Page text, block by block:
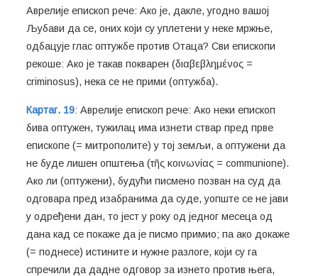
Аврелије епископ рече: Ако је, дакле, угодно вашој
Љубави да се, оних који су уплетени у неке мржње,
одбацује глас оптужбе против Отаца? Сви епископи
рекоше: Ако је такав покварен (διαβεβλημένος =
criminosus), нека се не прими (оптужба).
Картаг. 19: Аврелије епископ рече: Ако неки епископ
бива оптужен, тужилац има изнети ствар пред прве
епископе (= митрополите) у тој земљи, а оптужени да
не буде лишен општења (τῆς κοινωνίας = communione).
Ако ли (оптужени), будући писмено позван на суд да
одговара пред изабранима да суде, уопште се не јави
у одређени дан, то јест у року од једног месеца од
дана кад се покаже да је писмо примио; па ако докаже
(= поднесе) истините и нужне разлоге, који су га
спречили да дадне одговор за изнето против њега,